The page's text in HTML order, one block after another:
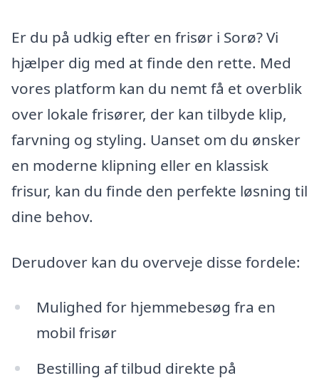
Er du på udkig efter en frisør i Sorø? Vi
hjælper dig med at finde den rette. Med
vores platform kan du nemt få et overblik
over lokale frisører, der kan tilbyde klip,
farvning og styling. Uanset om du ønsker
en moderne klipning eller en klassisk
frisur, kan du finde den perfekte løsning til
dine behov.
Derudover kan du overveje disse fordele:
Mulighed for hjemmebesøg fra en
mobil frisør
Bestilling af tilbud direkte på